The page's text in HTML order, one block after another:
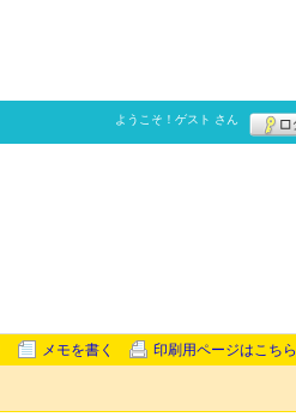
ようこそ！ ゲスト さん
メモを書く 印刷用ページはこちら